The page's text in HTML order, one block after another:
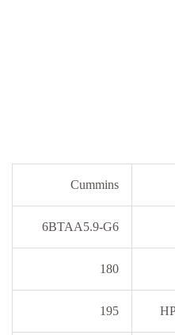
Cummins
6BTAA5.9-G6
180
195